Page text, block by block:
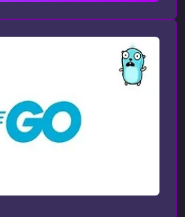
серверов на Node.js
работы через
данных и реализацию
модулей.Основные